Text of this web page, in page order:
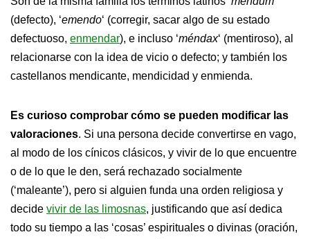
(defecto), ‘emendo‘ (corregir, sacar algo de su estado
defectuoso, enmendar), e incluso ‘méndax‘ (mentiroso), al
relacionarse con la idea de vicio o defecto; y también los
castellanos mendicante, mendicidad y enmienda.
Es curioso comprobar cómo se pueden modificar las
valoraciones. Si una persona decide convertirse en vago,
al modo de los cínicos clásicos, y vivir de lo que encuentre
o de lo que le den, será rechazado socialmente
(‘maleante’), pero si alguien funda una orden religiosa y
decide vivir de las limosnas, justificando que así dedica
todo su tiempo a las ‘cosas’ espirituales o divinas (oración,